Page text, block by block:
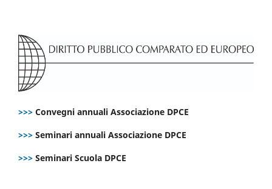
>>> Convegni annuali Associazione DPCE
>>> Seminari annuali Associazione DPCE
>>> Seminari Scuola DPCE